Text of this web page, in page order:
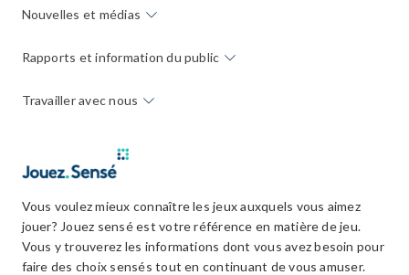
Nouvelles et médias
Rapports et information du public
Travailler avec nous
Vous voulez mieux connaître les jeux auxquels vous aimez
jouer? Jouez sensé est votre référence en matière de jeu.
Vous y trouverez les informations dont vous avez besoin pour
faire des choix sensés tout en continuant de vous amuser.